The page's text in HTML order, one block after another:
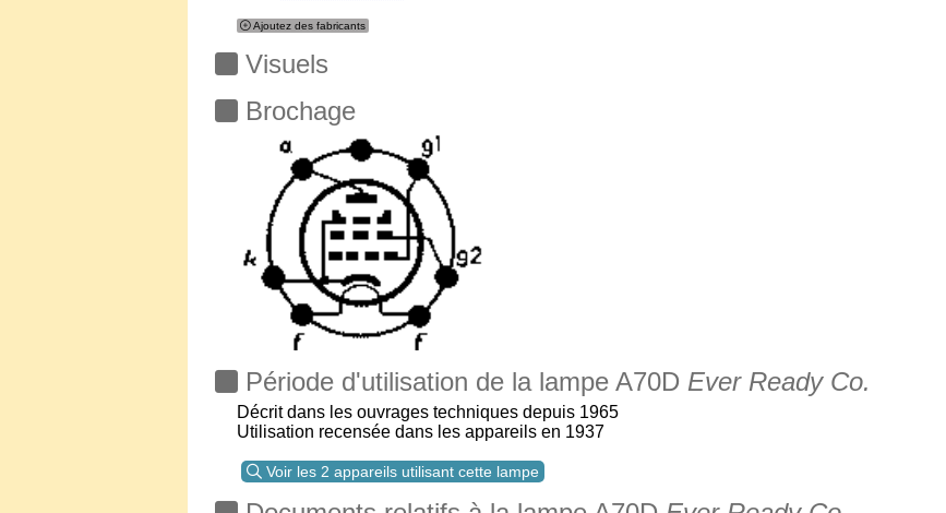
Ajoutez des fabricants
Visuels
Brochage
Période d'utilisation de la lampe A70D Ever Ready Co.
Décrit dans les ouvrages techniques depuis 1965
Utilisation recensée dans les appareils en 1937
Voir les 2 appareils utilisant cette lampe